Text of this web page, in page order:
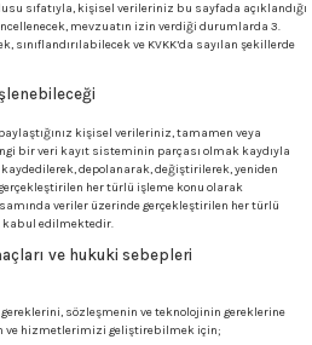
Ritual Glaze - Melt Gloop
Ritual Glaze - Beads
Stoneware Flux
sıfatıyla, kişisel verileriniz bu sayfada açıklandığı
mevzuatın izin verdiği durumlarda 3.
ve KVKK’da sayılan şekillerde
kişisel verileriniz, tamamen veya
bir veri kayıt sisteminin parçası olmak kaydıyla
depolanarak, değiştirilerek, yeniden
her türlü işleme konu olarak
veriler üzerinde gerçekleştirilen her türlü
kabul edilmektedir.
ve hukuki sebepleri
sözleşmenin ve teknolojinin gereklerine
ve hizmetlerimizi geliştirebilmek için;